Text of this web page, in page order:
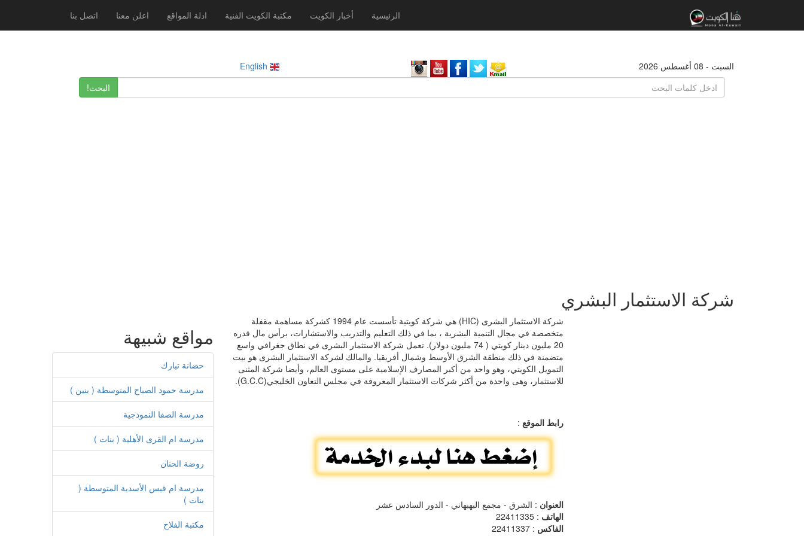
الرئيسية أخبار الكويت مكتبة الكويت الفنية ادلة المواقع اعلن معنا اتصل بنا
السبت - 08 أغسطس 2026
البحث!
شركة الاستثمار البشري
شركة الاستثمار البشرى (HIC) هي شركة كويتية تأسست عام 1994 كشركة مساهمة مقفلة
متخصصة في مجال التنمية البشرية ، بما في ذلك التعليم والتدريب والاستشارات، برأس مال قدره
20 مليون دينار كويتي ( 74 مليون دولار). تعمل شركة الاستثمار البشرى في نطاق جغرافي واسع
متضمنة في ذلك منطقة الشرق الأوسط وشمال أفريقيا. والمالك لشركة الاستثمار البشرى هو بيت
التمويل الكويتي، وهو واحد من أكبر المصارف الإسلامية على مستوى العالم، وأيضا شركة المثنى
للاستثمار، وهى واحدة من أكثر شركات الاستثمار المعروفة في مجلس التعاون الخليجي(G.C.C).
رابط الموقع :
العنوان : الشرق - مجمع البهبهاني - الدور السادس عشر
الهاتف : 22411335
الفاكس : 22411337
مواقع شبيهة
حضانة تبارك
مدرسة حمود الصباح المتوسطة ( بنين )
مدرسة الصفا النموذجية
مدرسة ام القرى الأهلية ( بنات )
روضة الحنان
مدرسة ام قيس الأسدية المتوسطة (
بنات )
مكتبة الفلاح